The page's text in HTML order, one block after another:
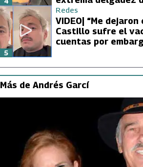
Redes
VIDEO| “Me
Castillo sufre el
cuentas por
5
Más de Andrés Garcí